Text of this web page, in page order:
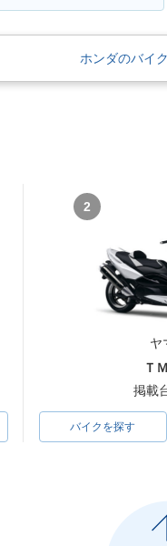
ホンダのバイ
2
ヤ
Ｔ
掲載
バイクを探す